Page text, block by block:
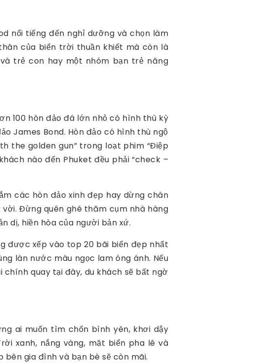
nổi tiếng đến nghỉ dưỡng và chọn làm
của biển trời thuần khiết mà còn là
trẻ con hay một nhóm bạn trẻ năng
100 hòn đảo đá lớn nhỏ có hình thù kỳ
James Bond. Hòn đảo có hình thù ngộ
the golden gun” trong loạt phim “Điệp
nào đến Phuket đều phải “check –
các hòn đảo xinh đẹp hay dừng chân
Đừng quên ghé thăm cụm nhà hàng
dị, hiền hòa của người bản xứ.
được xếp vào top 20 bãi biển đẹp nhất
làn nước màu ngọc lam óng ánh. Nếu
chính quay tại đây, du khách sẽ bất ngờ
ai muốn tìm chốn bình yên, khơi dậy
xanh, nắng vàng, mặt biển pha lê và
gia đình và bạn bè sẽ còn mãi.